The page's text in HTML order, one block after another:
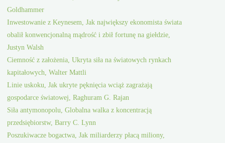
Goldhammer
Inwestowanie z Keynesem, Jak największy ekonomista świata
obalił konwencjonalną mądrość i zbił fortunę na giełdzie,
Justyn Walsh
Ciemność z założenia, Ukryta siła na światowych rynkach
kapitałowych, Walter Mattli
Linie uskoku, Jak ukryte pęknięcia wciąż zagrażają
gospodarce światowej, Raghuram G. Rajan
Siła antymonopolu, Globalna walka z koncentracją
przedsiębiorstw, Barry C. Lynn
Poszukiwacze bogactwa, Jak miliarderzy płacą miliony,